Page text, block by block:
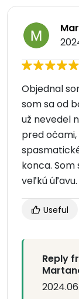
Objednal
som sa od
už nevedel
pred
konca.
veľkú úľavu.
Useful
Reply